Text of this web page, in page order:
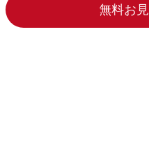
無料お